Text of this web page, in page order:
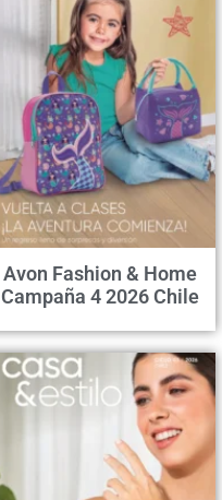
Avon Fashion & Home
Campaña 4 2026 Chile